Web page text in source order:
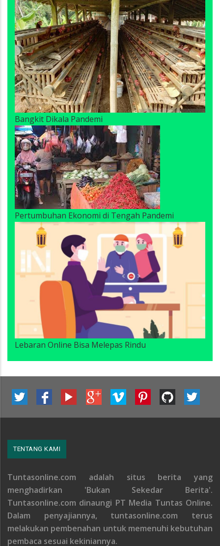
Bangkit Dikala Pandemi
Pertumbuhan Ekonomi di Tengah Pandemi
Lebaran Online Bisa Melepas Rindu
TENTANG KAMI
Tuntasonline.com adalah situs berita yang
menghadirkan 'Bukan Sekedar Berita'.
Tuntasonline.com dinaungi PT Media Tuntas Online.
Dalam penyajiannya, tuntasonline.com terus
melakukan pembenahan untuk memenuhi kebutuhan
pembaca sesuai kekiniannya.